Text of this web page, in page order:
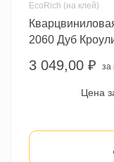
EcoRich (на клей)
2060 Дуб
3 049,00 ₽ за
Цена